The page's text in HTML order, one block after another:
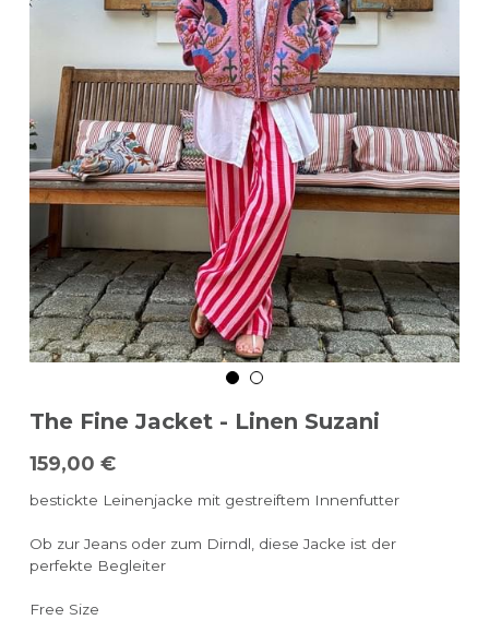
The Fine Jacket - Linen Suzani
159,00 €
bestickte Leinenjacke mit gestreiftem Innenfutter
Ob zur Jeans oder zum Dirndl, diese Jacke ist der
perfekte Begleiter
Free Size